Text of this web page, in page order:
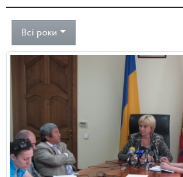
Всі роки